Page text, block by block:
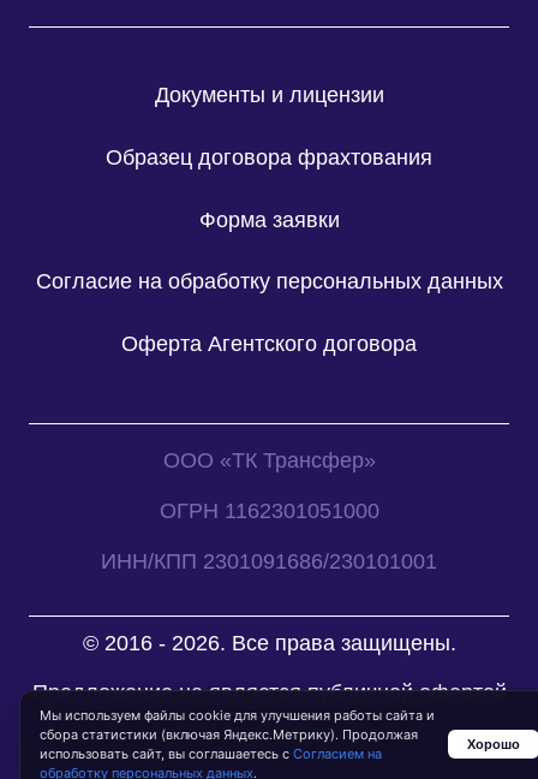
Мы используем файлы cookie для улучшения работы сайта и
сбора статистики (включая Яндекс.Метрику). Продолжая
использовать сайт, вы соглашаетесь с Согласием на
обработку персональных данных.
Хорошо
Документы и лицензии
Образец договора фрахтования
Форма заявки
Согласие на обработку персональных данных
Оферта Агентского договора
ООО «ТК Трансфер»
ОГРН 1162301051000
ИНН/КПП 2301091686/230101001
© 2016 - 2026. Все права защищены.
Предложение не является публичной офертой